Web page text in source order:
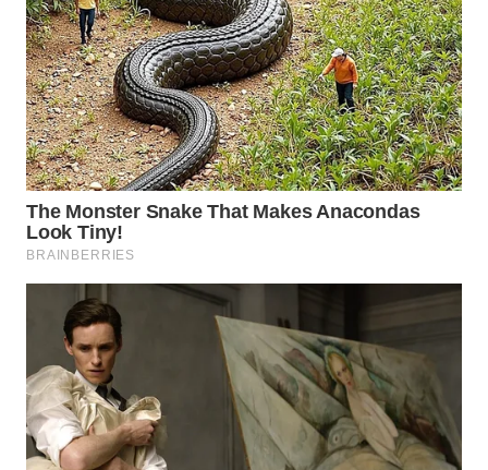
TAPANULI
SELATAN
WN
TANJUNG
LESUNG
WN
KARO
SIMALUNGUN
WN
LABUHANBATU
WN
TAPANULI